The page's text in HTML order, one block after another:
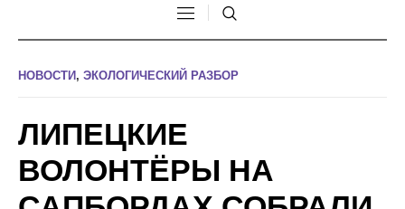
НОВОСТИ , ЭКОЛОГИЧЕСКИЙ РАЗБОР
ЛИПЕЦКИЕ
ВОЛОНТЁРЫ НА